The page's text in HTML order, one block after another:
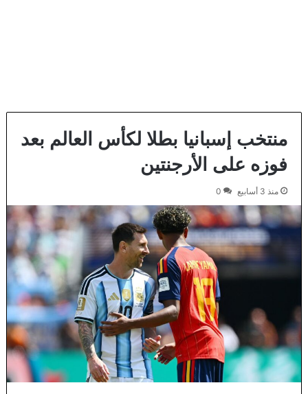
منتخب إسبانيا بطلا لكأس العالم بعد
فوزه على الأرجنتين
منذ 3 أسابيع 0